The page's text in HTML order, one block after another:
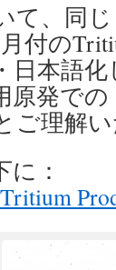
て、同
付の
日本語
原発で
ご理解
に：
Tritium